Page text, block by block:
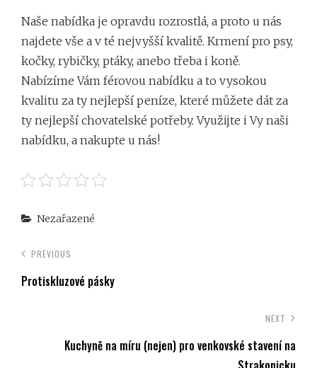
Naše nabídka je opravdu rozrostlá, a proto u nás
najdete vše a v té nejvyšší kvalitě. Krmení pro psy,
kočky, rybičky, ptáky, anebo třeba i koně.
Nabízíme Vám férovou nabídku a to vysokou
kvalitu za ty nejlepší peníze, které můžete dát za
ty nejlepší chovatelské potřeby. Využijte i Vy naši
nabídku, a nakupte u nás!
Categories
Nezařazené
PREVIOUS
Protiskluzové pásky
NEXT
Kuchyně na míru (nejen) pro venkovské stavení na